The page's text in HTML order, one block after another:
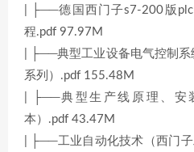
| ├──德国西门子s7-200版
程.pdf 97.97M
| ├──典型工业设备电气控制
系列）.pdf 155.48M
| ├──典型生产线原理、安
本）.pdf 43.47M
| ├──工业自动化技术（西门